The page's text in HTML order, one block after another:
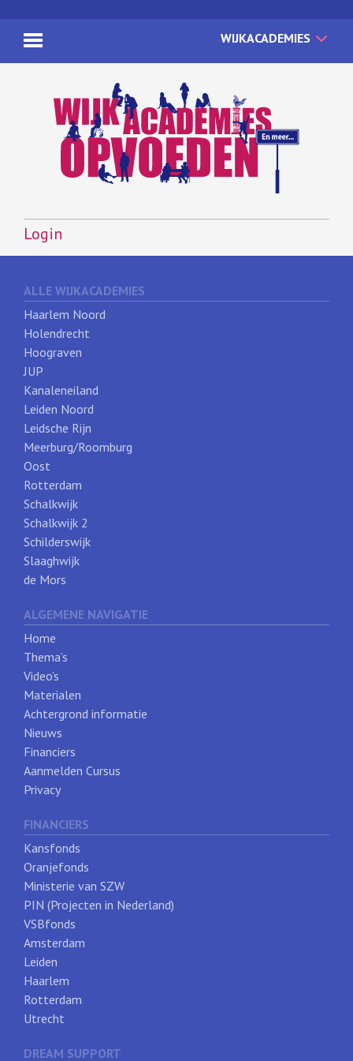
WIJKACADEMIES
Login
ALLE WIJKACADEMIES
Haarlem Noord
Holendrecht
Hoograven
JUP
Kanaleneiland
Leiden Noord
Leidsche Rijn
Meerburg/Roomburg
Oost
Rotterdam
Schalkwijk
Schalkwijk 2
Schilderswijk
Slaaghwijk
de Mors
ALGEMENE NAVIGATIE
Home
Thema’s
Video’s
Materialen
Achtergrond informatie
Nieuws
Financiers
Aanmelden Cursus
Privacy
FINANCIERS
Kansfonds
Oranjefonds
Ministerie van SZW
PIN (Projecten in Nederland)
VSBfonds
Amsterdam
Leiden
Haarlem
Rotterdam
Utrecht
DREAM SUPPORT